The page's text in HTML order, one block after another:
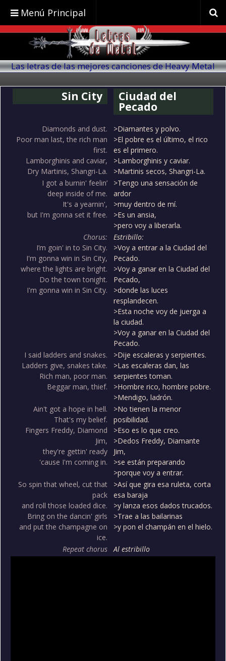
Menú Principal
Las letras de las mejores canciones de Heavy Metal
Sin City Ciudad del
Pecado
Diamonds and dust.
Poor man last, the rich man
first.
Lamborghinis and caviar,
Dry Martinis, Shangri-La.
>Diamantes y polvo.
>El pobre es el último, el rico
es el primero.
>Lamborghinis y caviar.
>Martinis secos, Shangri-La.
I got a burnin' feelin’
deep inside of me.
It's a yearnin',
but I'm gonna set it free.
>Tengo una sensación de
ardor
>muy dentro de mí.
>Es un ansia,
>pero voy a liberarla.
Chorus:
I’m goin' in to Sin City.
I'm gonna win in Sin City,
where the lights are bright.
Do the town tonight.
I'm gonna win in Sin City.
Estribillo:
>Voy a entrar a la Ciudad del
Pecado.
>Voy a ganar en la Ciudad del
Pecado,
>donde las luces
resplandecen.
>Esta noche voy de juerga a
la ciudad.
>Voy a ganar en la Ciudad del
Pecado.
I said ladders and snakes.
Ladders give, snakes take.
Rich man, poor man.
Beggar man, thief.
>Dije escaleras y serpientes.
>Las escaleras dan, las
serpientes toman.
>Hombre rico, hombre pobre.
>Mendigo, ladrón.
Ain't got a hope in hell.
That's my belief.
Fingers Freddy, Diamond
Jim,
they're gettin' ready
'cause I'm coming in.
>No tienen la menor
posibilidad.
>Eso es lo que creo.
>Dedos Freddy, Diamante
Jim,
>se están preparando
>porque voy a entrar.
So spin that wheel, cut that
pack
and roll those loaded dice.
Bring on the dancin' girls
and put the champagne on
ice.
>Así que gira esa ruleta, corta
esa baraja
>y lanza esos dados trucados.
>Trae a las bailarinas
>y pon el champán en el hielo.
Repeat chorus Al estribillo